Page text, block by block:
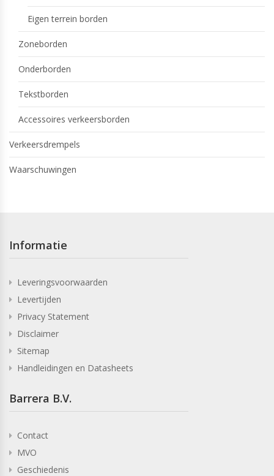
Eigen terrein borden
Zoneborden
Onderborden
Tekstborden
Accessoires verkeersborden
Verkeersdrempels
Waarschuwingen
Informatie
Leveringsvoorwaarden
Levertijden
Privacy Statement
Disclaimer
Sitemap
Handleidingen en Datasheets
Barrera B.V.
Contact
MVO
Geschiedenis